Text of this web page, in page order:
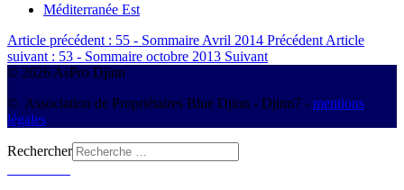
Méditerranée Est
Article précédent : 55 - Sommaire Avril 2014 Précédent Article
suivant : 53 - Sommaire octobre 2013 Suivant
© 2026 AsPro Djinn
© Association de Propriétaires Blue Djinn - Djinn7 - mentions
légales
Rechercher